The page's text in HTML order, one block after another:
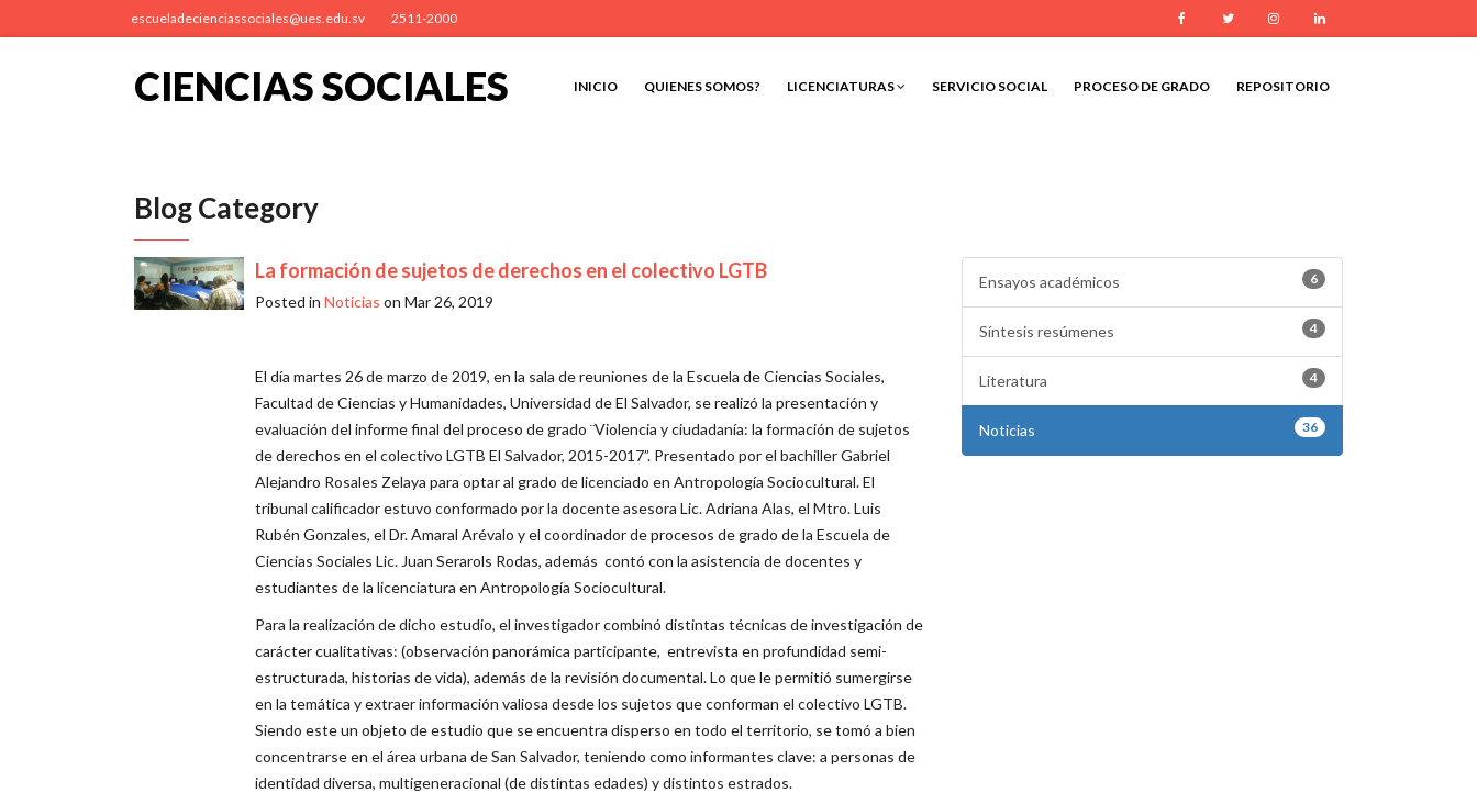
escueladecienciassociales@ues.edu.sv 2511-2000 Facebook Twitter Instagram
CIENCIAS SOCIALES INICIO QUIENES SOMOS? LICENCIATURAS SERVICIO SOCIAL PROCESO DE GRADO REPOSITORIO
Blog Category
La formación de sujetos de derechos en el colectivo LGTB
Posted in Noticias on Mar 26, 2019
El día martes 26 de marzo de 2019, en la sala de reuniones de la Escuela de Ciencias Sociales,
Facultad de Ciencias y Humanidades, Universidad de El Salvador, se realizó la presentación y
evaluación del informe final del proceso de grado ¨Violencia y ciudadanía: la formación de sujetos
de derechos en el colectivo LGTB El Salvador, 2015-2017”. Presentado por el bachiller Gabriel
Alejandro Rosales Zelaya para optar al grado de licenciado en Antropología Sociocultural. El
tribunal calificador estuvo conformado por la docente asesora Lic. Adriana Alas, el Mtro. Luis
Rubén Gonzales, el Dr. Amaral Arévalo y el coordinador de procesos de grado de la Escuela de
Ciencias Sociales Lic. Juan Serarols Rodas, además contó con la asistencia de docentes y
estudiantes de la licenciatura en Antropología Sociocultural.
Para la realización de dicho estudio, el investigador combinó distintas técnicas de investigación de
carácter cualitativas: (observación panorámica participante, entrevista en profundidad semi-
estructurada, historias de vida), además de la revisión documental. Lo que le permitió sumergirse
en la temática y extraer información valiosa desde los sujetos que conforman el colectivo LGTB.
Siendo este un objeto de estudio que se encuentra disperso en todo el territorio, se tomó a bien
concentrarse en el área urbana de San Salvador, teniendo como informantes clave: a personas de
identidad diversa, multigeneracional (de distintas edades) y distintos estrados.
Ensayos académicos 6
Síntesis resúmenes 4
Literatura 4
Noticias 36